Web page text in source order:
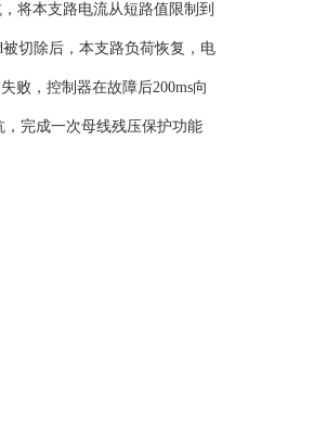
将本支路电流从短路值限制到
切除后，本支路负荷恢复，电
败，控制器在故障后200ms向
完成一次母线残压保护功能